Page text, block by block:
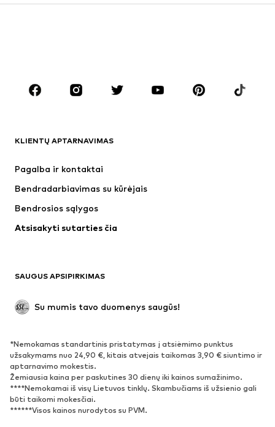
Aksesuarai
Premium
Naujienos
Marškinėliai ir palaidinės
Striukės
Megztiniai ir megzti drabužiai
Apatiniai
Paltai
Proginiai
Išskirtiniai
BATAI
Naujienos
Sportbačiai
Aulinukai
Batai su kulniukais
Auliniai batai
KLIENTŲ APTARNAVIMAS
Pagalba ir kontaktai
Bendradarbiavimas su kūrėjais
Bendrosios sąlygos
Atsisakyti sutarties čia
SAUGUS APSIPIRKIMAS
Su mumis tavo duomenys saugūs!
*Nemokamas standartinis pristatymas į atsiėmimo punktus
užsakymams nuo 24,90 €, kitais atvejais taikomas 3,90 € siuntimo ir
aptarnavimo mokestis.
Žemiausia kaina per paskutines 30 dienų iki kainos sumažinimo.
****Nemokamai iš visų Lietuvos tinklų. Skambučiams iš užsienio gali
būti taikomi mokesčiai.
******Visos kainos nurodytos su PVM.